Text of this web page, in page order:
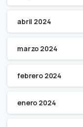
abril 2024
marzo 2024
febrero 2024
enero 2024